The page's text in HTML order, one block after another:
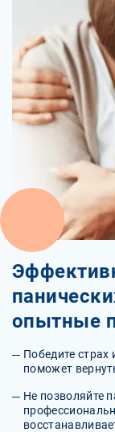
опытные
Победите страх
поможет
Не позволяйте